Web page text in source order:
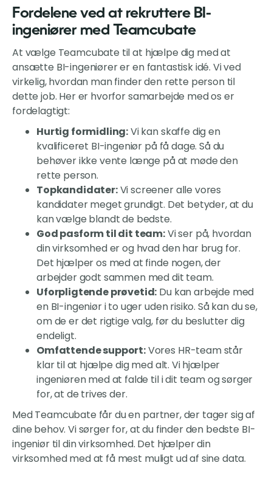
Fordelene ved at rekruttere BI-
ingeniører med Teamcubate
At vælge Teamcubate til at hjælpe dig med at
ansætte BI-ingeniører er en fantastisk idé. Vi ved
virkelig, hvordan man finder den rette person til
dette job. Her er hvorfor samarbejde med os er
fordelagtigt:
Hurtig formidling:Vi kan skaffe dig en
kvalificeret BI-ingeniør på få dage. Så du
behøver ikke vente længe på at møde den
rette person.
Topkandidater:Vi screener alle vores
kandidater meget grundigt. Det betyder, at du
kan vælge blandt de bedste.
God pasform til dit team:Vi ser på, hvordan
din virksomhed er og hvad den har brug for.
Det hjælper os med at finde nogen, der
arbejder godt sammen med dit team.
Uforpligtende prøvetid: Du kan arbejde med
en BI-ingeniør i to uger uden risiko. Så kan du se,
om de er det rigtige valg, før du beslutter dig
endeligt.
Omfattende support:Vores HR-team står
klar til at hjælpe dig med alt. Vi hjælper
ingeniøren med at falde til i dit team og sørger
for, at de trives der.
Med Teamcubate får du en partner, der tager sig af
dine behov. Vi sørger for, at du finder den bedste BI-
ingeniør til din virksomhed. Det hjælper din
virksomhed med at få mest muligt ud af sine data.